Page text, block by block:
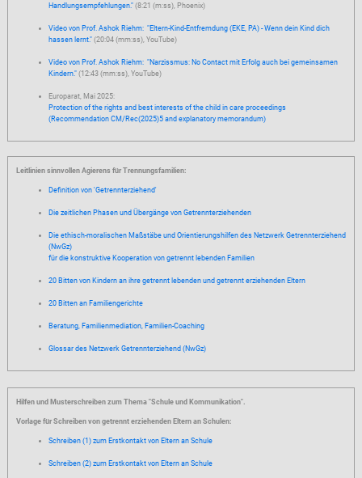
Handlungsempfehlungen." (8:21 (m:ss), Phoenix)
Video von Prof. Ashok Riehm: "Eltern-Kind-Entfremdung (EKE, PA) - Wenn dein Kind dich
hassen lernt." (20:04 (mm:ss), YouTube)
Video von Prof. Ashok Riehm: "Narzissmus: No Contact mit Erfolg auch bei gemeinsamen
Kindern." (12:43 (mm:ss), YouTube)
Europarat, Mai 2025:
Protection of the rights and best interests of the child in care proceedings
(Recommendation CM/Rec(2025)5 and explanatory memorandum)
Leitlinien sinnvollen Agierens für Trennungsfamilien:
Definition von 'Getrennterziehend'
Die zeitlichen Phasen und Übergänge von Getrennterziehenden
Die ethisch-moralischen Maßstäbe und Orientierungshilfen des Netzwerk Getrennterziehend
(NwGz)
für die konstruktive Kooperation von getrennt lebenden Familien
20 Bitten von Kindern an ihre getrennt lebenden und getrennt erziehenden Eltern
20 Bitten an Familiengerichte
Beratung, Familienmediation, Familien-Coaching
Glossar des Netzwerk Getrennterziehend (NwGz)
Hilfen und Musterschreiben zum Thema "Schule und Kommunikation".
Vorlage für Schreiben von getrennt erziehenden Eltern an Schulen:
Schreiben (1) zum Erstkontakt von Eltern an Schule
Schreiben (2) zum Erstkontakt von Eltern an Schule